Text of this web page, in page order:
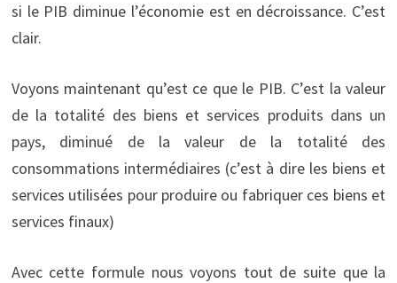
si le PIB diminue l’économie est en décroissance. C’est
clair.
Voyons maintenant qu’est ce que le PIB. C’est la valeur
de la totalité des biens et services produits dans un
pays, diminué de la valeur de la totalité des
consommations intermédiaires (c’est à dire les biens et
services utilisées pour produire ou fabriquer ces biens et
services finaux)
Avec cette formule nous voyons tout de suite que la